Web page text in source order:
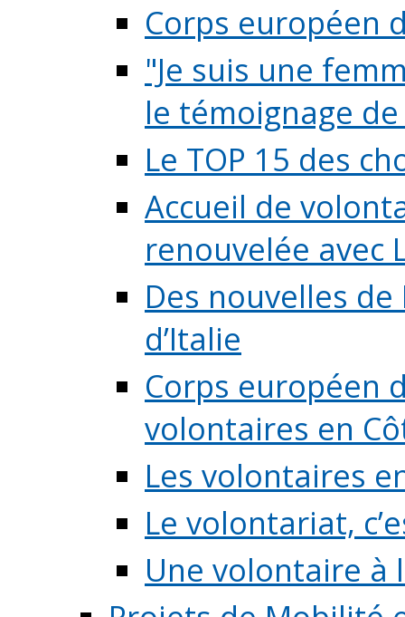
Corps européen
"Je suis une
le témoignage de
Le TOP 15 des
Accueil de
renouvelée avec
Des nouvelles
d’Italie
Corps européen
volontaires en
Les volontaires
Le volontariat,
Une volontaire à